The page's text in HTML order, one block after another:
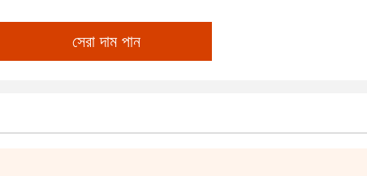
সেরা দাম পান